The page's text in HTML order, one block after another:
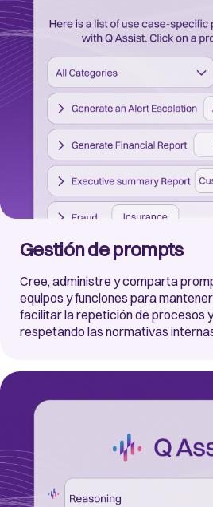
Gestión de prompts
Cree, administre y comparta
equipos y funciones para
facilitar la repetición de procesos
respetando las normativas